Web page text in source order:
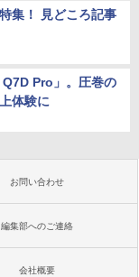
集！ 見どころ記事
Pro」。圧巻の
体験に
お問い合わせ
編集部へのご連絡
会社概要